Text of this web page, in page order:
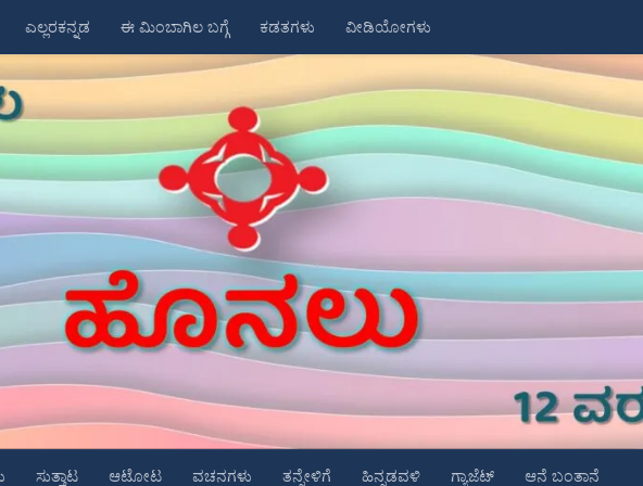
ಎಲ್ಲರಕನ್ನಡ ಈ ಮಿಂಬಾಗಿಲ ಬಗ್ಗೆ ಕಡತಗಳು ವೀಡಿಯೋಗಳು
ಸುತ್ತಾಟ ಆಟೋಟ ವಚನಗಳು ತನ್ನೇಳಿಗೆ ಹಿನ್ನಡವಳಿ ಗ್ಯಾಜೆಟ್ ಆನೆ ಬಂತಾನೆ